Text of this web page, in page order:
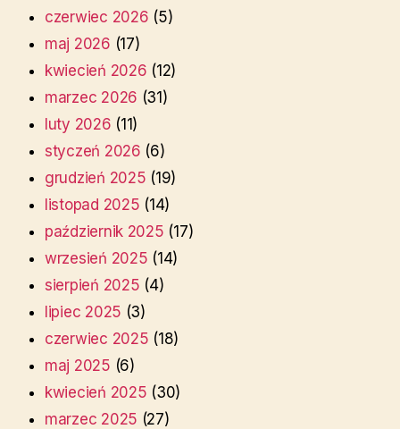
czerwiec 2026 (5)
maj 2026 (17)
kwiecień 2026 (12)
marzec 2026 (31)
luty 2026 (11)
styczeń 2026 (6)
grudzień 2025 (19)
listopad 2025 (14)
październik 2025 (17)
wrzesień 2025 (14)
sierpień 2025 (4)
lipiec 2025 (3)
czerwiec 2025 (18)
maj 2025 (6)
kwiecień 2025 (30)
marzec 2025 (27)